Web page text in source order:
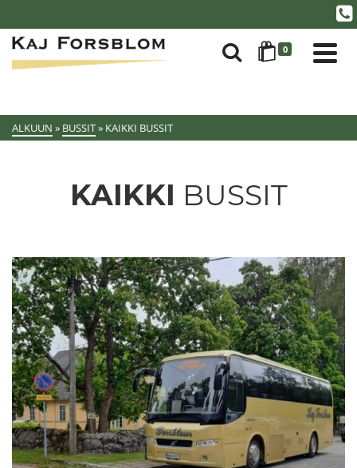
0
ALKUUN » BUSSIT» KAIKKI BUSSIT
KAIKKI BUSSIT